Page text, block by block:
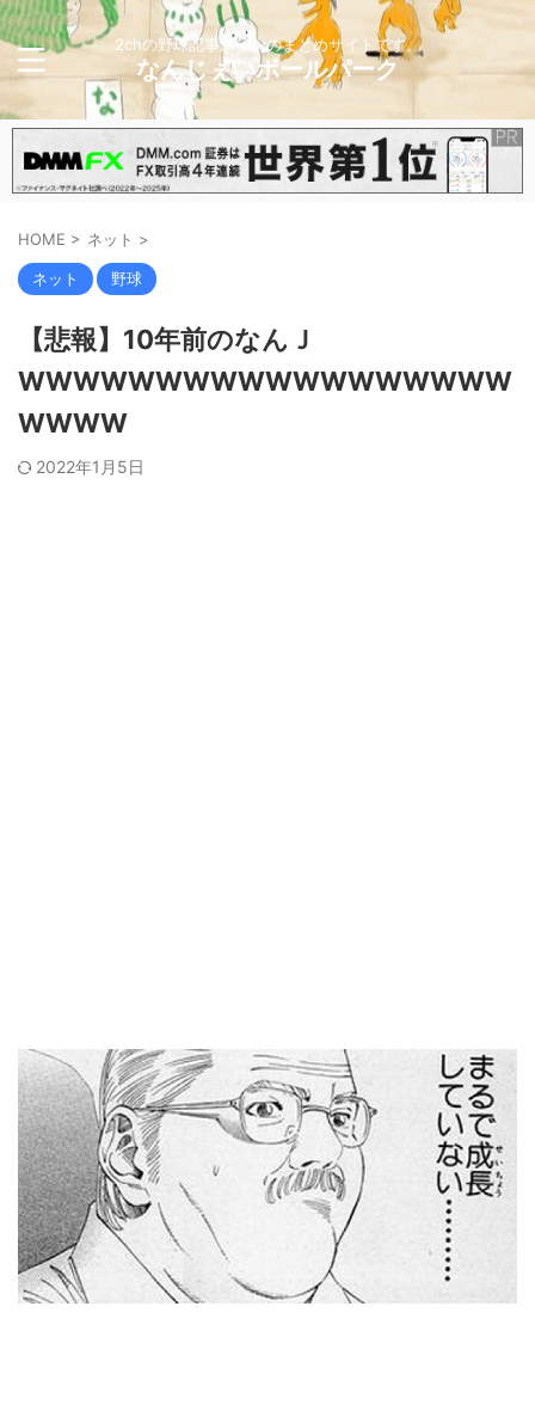
2chの野球記事メインのまとめサイトです。
なんじぇいボールパーク
HOME > ネット >
ネット 野球
【悲報】10年前のなんＪ
WWWWWWWWWWWWWWWWWW
WWWW
2022年1月5日